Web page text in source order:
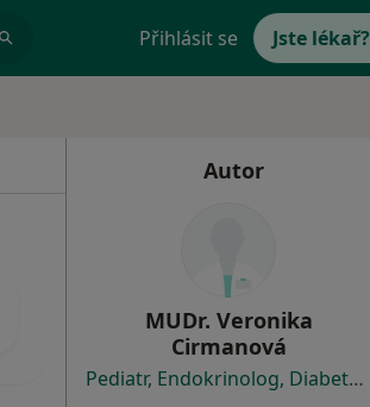
Přihlásit se Jste lékař?
Autor
MUDr. Veronika
Cirmanová
Pediatr, Endokrinolog, Diabetolog